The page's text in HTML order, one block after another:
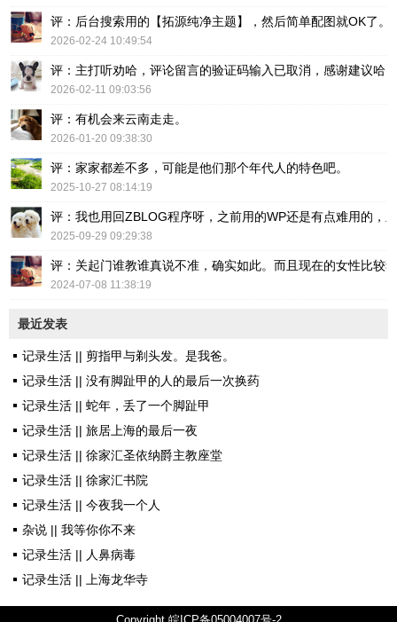
评：后台搜索用的【拓源纯净主题】，然后简单配图就OK了。
2026-02-24 10:49:54
评：主打听劝哈，评论留言的验证码输入已取消，感谢建议哈！
2026-02-11 09:03:56
评：有机会来云南走走。
2026-01-20 09:38:30
评：家家都差不多，可能是他们那个年代人的特色吧。
2025-10-27 08:14:19
评：我也用回ZBLOG程序呀，之前用的WP还是有点难用的，
2025-09-29 09:29:38
评：关起门谁教谁真说不准，确实如此。而且现在的女性比较
2024-07-08 11:38:19
最近发表
记录生活 || 剪指甲与剃头发。是我爸。
记录生活 || 没有脚趾甲的人的最后一次换药
记录生活 || 蛇年，丢了一个脚趾甲
记录生活 || 旅居上海的最后一夜
记录生活 || 徐家汇圣依纳爵主教座堂
记录生活 || 徐家汇书院
记录生活 || 今夜我一个人
杂说 || 我等你你不来
记录生活 || 人鼻病毒
记录生活 || 上海龙华寺